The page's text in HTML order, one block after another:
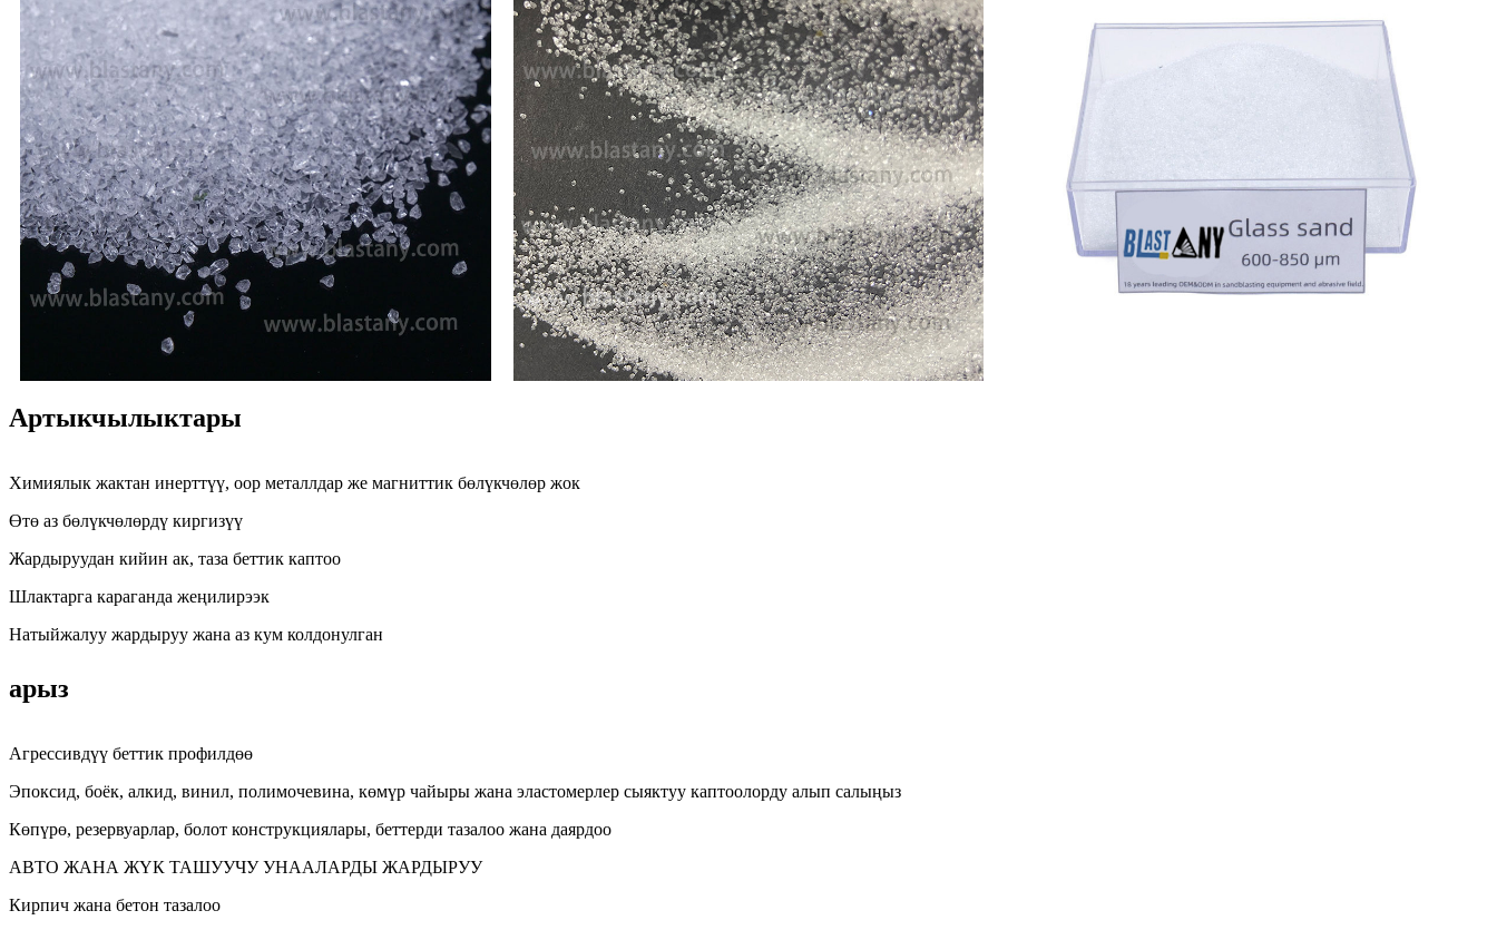
Артыкчылыктары
Химиялык жактан инерттүү, оор металлдар же магниттик бөлүкчөлөр жок
Өтө аз бөлүкчөлөрдү киргизүү
Жардыруудан кийин ак, таза беттик каптоо
Шлактарга караганда жеңилирээк
Натыйжалуу жардыруу жана аз кум колдонулган
арыз
Агрессивдүү беттик профилдөө
Эпоксид, боёк, алкид, винил, полимочевина, көмүр чайыры жана эластомерлер сыяктуу каптоолорду алып салыңыз
Көпүрө, резервуарлар, болот конструкциялары, беттерди тазалоо жана даярдоо
АВТО ЖАНА ЖҮК ТАШУУЧУ УНААЛАРДЫ ЖАРДЫРУУ
Кирпич жана бетон тазалоо